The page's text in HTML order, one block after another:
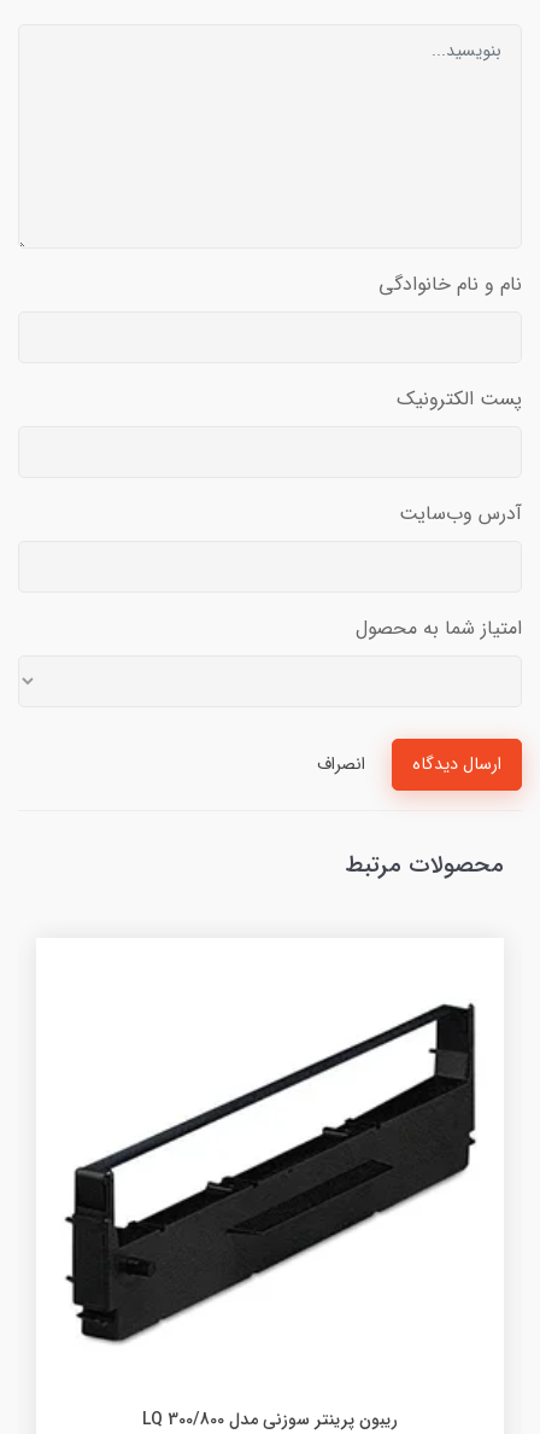
نام و نام خانوادگی
پست الکترونیک
آدرس وب‌سایت
امتیاز شما به محصول
ارسال دیدگاه انصراف
محصولات مرتبط
ماشین حساب کاسیو مدل DS-3B